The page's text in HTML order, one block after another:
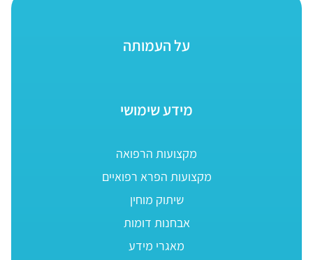
על העמותה
מידע שימושי
מקצועות הרפואה
מקצועות הפרא רפואיים
שיתוק מוחין
אבחנות דומות
מאגרי מידע